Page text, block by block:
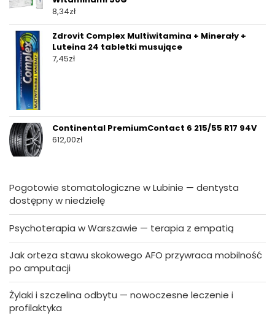
8,34zł
Zdrovit Complex Multiwitamina + Minerały +
Luteina 24 tabletki musujące
7,45zł
Continental PremiumContact 6 215/55 R17 94V
612,00zł
Pogotowie stomatologiczne w Lubinie — dentysta
dostępny w niedzielę
Psychoterapia w Warszawie — terapia z empatią
Jak orteza stawu skokowego AFO przywraca mobilność
po amputacji
Żylaki i szczelina odbytu — nowoczesne leczenie i
profilaktyka